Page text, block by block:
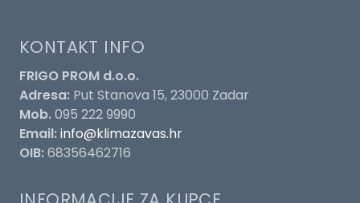
KONTAKT INFO
FRIGO PROM d.o.o.
Adresa: Put Stanova 15, 23000 Zadar
Mob.095 222 9990
Email:info@klimazavas.hr
OIB:68356462716